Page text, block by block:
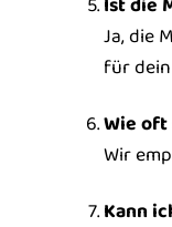
Ja, die
für
Wie oft
Wir
Kann